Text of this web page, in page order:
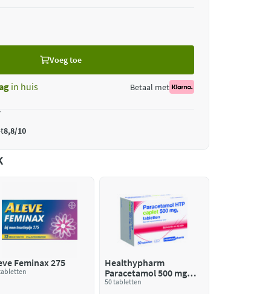
Voeg toe
in huis Betaal met
8,8/10
Feminax 275
Healthypharm
Paracetamol 500 mg
Caplet
50 tabletten